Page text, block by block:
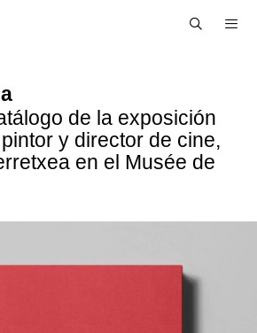
de la exposición
y director de cine,
en el Musée de